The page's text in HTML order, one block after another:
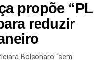
propõe “PL
reduzir
Bolsonaro “sem